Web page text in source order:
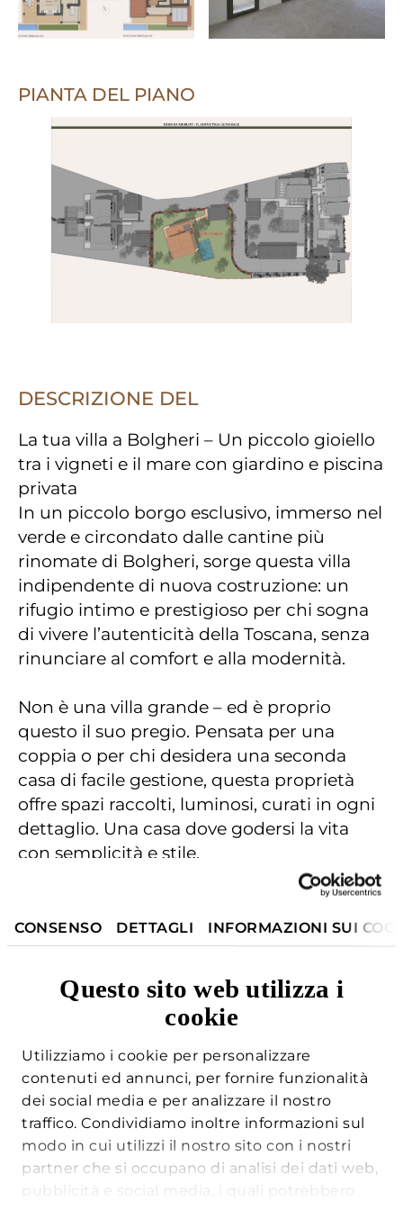
CONSENSO DETTAGLI INFORMAZIONI SUI
Questo sito web utilizza i
cookie
Utilizziamo i cookie per personalizzare
contenuti ed annunci, per fornire funzionalità
dei social media e per analizzare il nostro
traffico. Condividiamo inoltre informazioni sul
modo in cui utilizzi il nostro sito con i nostri
partner che si occupano di analisi dei dati web,
pubblicità e social media, i quali potrebbero
PER GLI ACQUIRENTI
PER I VENDITORI
PIANTA DEL PIANO
DESCRIZIONE DEL
La tua villa a Bolgheri – Un piccolo gioiello
tra i vigneti e il mare con giardino e piscina
privata
In un piccolo borgo esclusivo, immerso nel
verde e circondato dalle cantine più
rinomate di Bolgheri, sorge questa villa
indipendente di nuova costruzione: un
rifugio intimo e prestigioso per chi sogna
di vivere l’autenticità della Toscana, senza
rinunciare al comfort e alla modernità.
Non è una villa grande – ed è proprio
questo il suo pregio. Pensata per una
coppia o per chi desidera una seconda
casa di facile gestione, questa proprietà
offre spazi raccolti, luminosi, curati in ogni
dettaglio. Una casa dove godersi la vita
con semplicità e stile.
Al piano terra, l’ampio soggiorno con
cucina a vista si apre su una veranda
coperta rivolta a ovest, perfetta per cene al
solare, luminosa e accogliente, può essere
uno studio, una stanza per gli ospiti o un
angolo creativo. Completano il piano un
bagno completo e un pratico ripostiglio.
Il primo piano ospita una camera
matrimoniale con balcone panoramico, da
cui si ammirano il mare e la futura piscina,
oltre a un ampio spazio mansardato da